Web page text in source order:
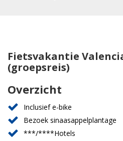
Fietsvakantie
(groepsreis)
Overzicht
Inclusief e-bike
Bezoek sinaasappelplantage
***/****Hotels